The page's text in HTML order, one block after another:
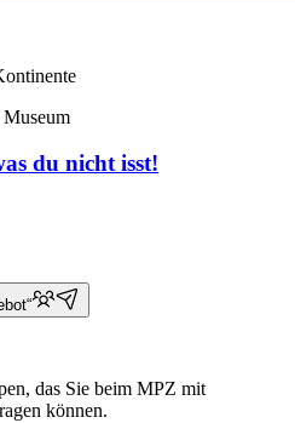
du nicht isst!
das Sie beim MPZ mit
können.